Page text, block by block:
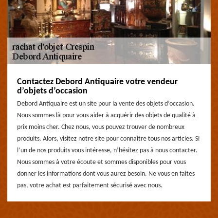
Contactez Debord Antiquaire votre vendeur
d’objets d’occasion
Debord Antiquaire est un site pour la vente des objets d’occasion.
Nous sommes là pour vous aider à acquérir des objets de qualité à
prix moins cher. Chez nous, vous pouvez trouver de nombreux
produits. Alors, visitez notre site pour connaitre tous nos articles. Si
l’un de nos produits vous intéresse, n’hésitez pas à nous contacter.
Nous sommes à votre écoute et sommes disponibles pour vous
donner les informations dont vous aurez besoin. Ne vous en faites
pas, votre achat est parfaitement sécurisé avec nous.